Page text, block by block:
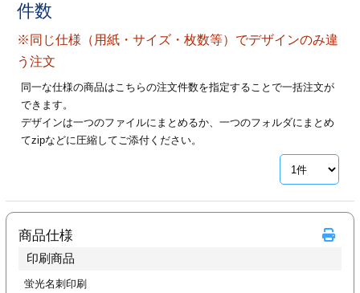
イズ
ー印刷
ード印刷
刷
印刷
フォルダー
ファイル印刷
印刷
形マル型
印刷
名刺印刷
印刷
ムカード印刷
21
22
28
29 30
・・休業日
件数
※同じ仕様（用紙・サイズ・枚数等）でデザインのみ違
う注文
同一な仕様の商品はこちらの注文件数を指定することで一括注文が
できます。
デザインは一つのファイルにまとめるか、一つのフォルダにまとめ
てzipなどに圧縮してご添付ください。
商品仕様
印刷商品
蛍光名刺印刷